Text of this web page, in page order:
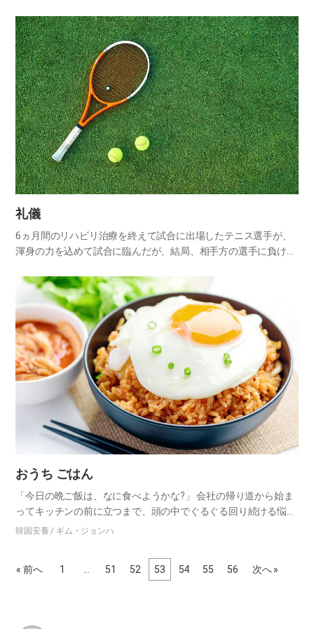
懐に抱か…
礼儀
6ヵ月間のリハビリ治療を終えて試合に出場したテニス選手が、
渾身の力を込めて試合に臨んだが、結局、相手方の選手に負けて
「ケガは、どうですか?」 選手が答えた。 「ケガの話はしませ
ん。そ…
おうち ごはん
「今日の晩ご飯は、なに食べようかな?」 会社の帰り道から始ま
ってキッチンの前に立つまで、頭の中でぐるぐる回り続ける悩み
だ。転職をきっかけに始めた一人暮らしで、これまであまり重視
韓国安養 / ギム・ジョンハ
« 前へ 1 51 52 53 54 55 56 次へ »